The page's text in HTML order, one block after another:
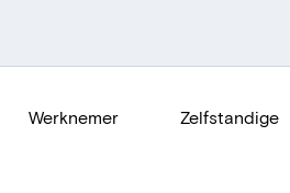
Werknemer Zelfstandige